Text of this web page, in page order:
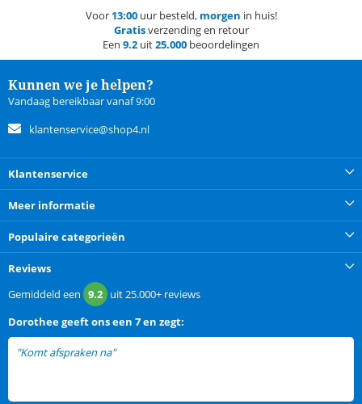
Voor 13:00uur besteld, morgen in huis!
Gratisverzending en retour
Een 9.2 uit25.000 beoordelingen
Kunnen we je helpen?
Vandaag bereikbaar vanaf 9:00
klantenservice@shop4.nl
Klantenservice
Meer informatie
Populaire categorieën
Reviews
Gemiddeld een 9.2 uit25.000+ reviews
Dorotheegeeft ons een 7 en zegt:
"Komt afspraken na"